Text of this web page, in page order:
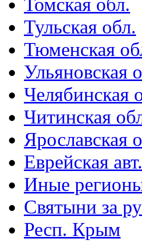
Томская обл.
Тульская обл.
Тюменская
Ульяновская
Челябинская
Читинская
Ярославская
Еврейская
Иные
Святыни за
Респ. Крым